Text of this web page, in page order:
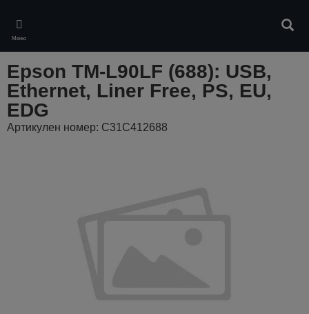
main
content
Меню
Epson TM-L90LF (688): USB,
Ethernet, Liner Free, PS, EU,
EDG
Артикулен номер: C31C412688